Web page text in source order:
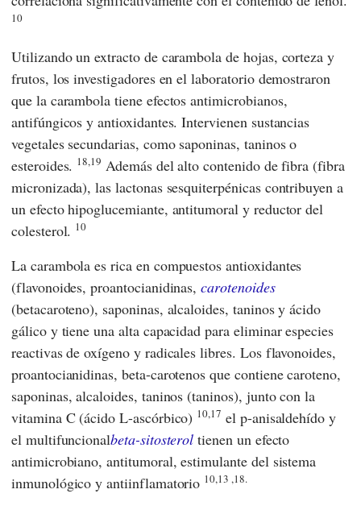
10
Utilizando un extracto de carambola de hojas, corteza y
frutos, los investigadores en el laboratorio demostraron
que la carambola tiene efectos antimicrobianos,
antifúngicos y antioxidantes. Intervienen sustancias
vegetales secundarias, como saponinas, taninos o
esteroides. 18,19 Además del alto contenido de fibra (fibra
micronizada), las lactonas sesquiterpénicas contribuyen a
un efecto hipoglucemiante, antitumoral y reductor del
colesterol. 10
La carambola es rica en compuestos antioxidantes
(flavonoides, proantocianidinas,carotenoides
(betacaroteno), saponinas, alcaloides, taninos y ácido
gálico y tiene una alta capacidad para eliminar especies
reactivas de oxígeno y radicales libres. Los flavonoides,
proantocianidinas, beta-carotenos que contiene caroteno,
saponinas, alcaloides, taninos (taninos), junto con la
vitamina C (ácido L-ascórbico) 10,17 el p-anisaldehído y
el multifuncionalbeta-sitosterol tienen un efecto
antimicrobiano, antitumoral, estimulante del sistema
inmunológico y antiinflamatorio 10,13 ,18.